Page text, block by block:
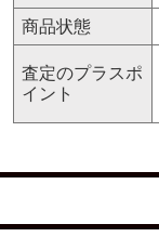
商品状態
査定のプラスポ
イント